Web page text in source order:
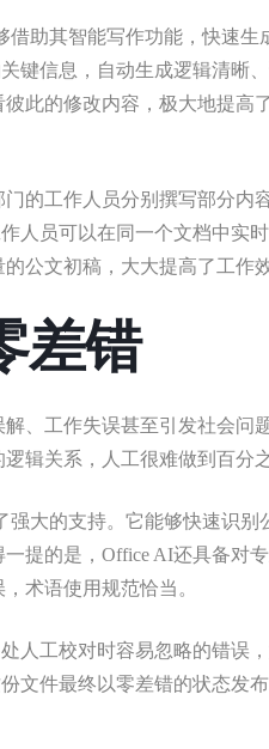
助其智能写作功能，快速生
键信息，自动生成逻辑清晰
此的修改内容，极大地提高
的工作人员分别撰写部分内
人员可以在同一个文档中实
公文初稿，大大提高了工作效
差错
、工作失误甚至引发社会问
辑关系，人工很难做到百分
大的支持。它能够快速识别
提的是，Office AI还具备对
术语使用规范恰当。
人工校对时容易忽略的错误
文件最终以零差错的状态发